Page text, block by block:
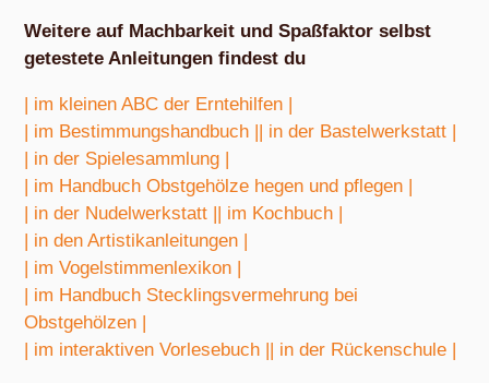
Weitere auf Machbarkeit und Spaßfaktor selbst
getestete Anleitungen findest du
| im kleinen ABC der Erntehilfen |
| im Bestimmungshandbuch || in der Bastelwerkstatt |
| in der Spielesammlung |
| im Handbuch Obstgehölze hegen und pflegen |
| in der Nudelwerkstatt || im Kochbuch |
| in den Artistikanleitungen |
| im Vogelstimmenlexikon |
| im Handbuch Stecklingsvermehrung bei
Obstgehölzen |
| im interaktiven Vorlesebuch || in der Rückenschule |